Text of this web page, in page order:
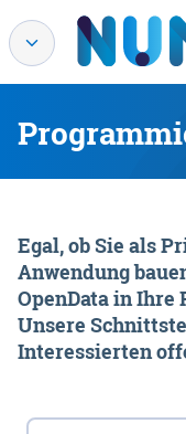
Egal, ob Sie als
Anwendung
OpenData in
Unsere
Interessierten